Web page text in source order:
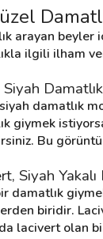
arayan beyler
ilgili ilham
Siyah
damatlık
giymek
Bu
Siyah Yakalı
damatlık
biridir.
lacivert olan